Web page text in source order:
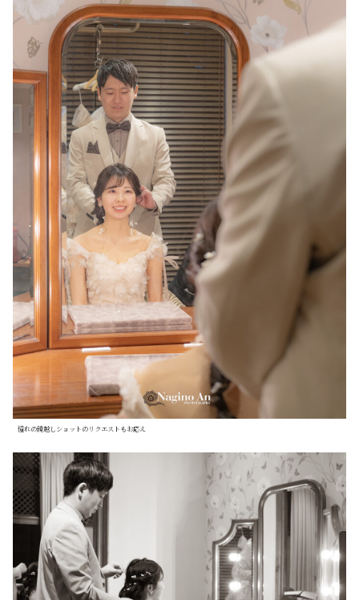
憧れの鏡越しショットのリクエストもお応え